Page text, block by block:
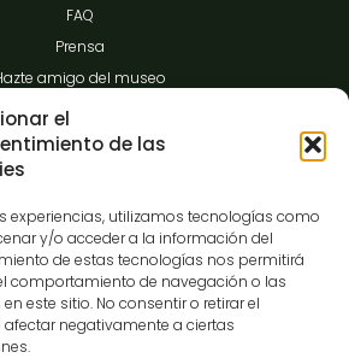
el
de las
experiencias, utilizamos tecnologías como
y/o acceder a la información del
de estas tecnologías nos permitirá
comportamiento de navegación o las
este sitio. No consentir o retirar el
negativamente a ciertas
FAQ
Prensa
amigo del museo
Transparencia
C/Gibraltar,14
37008-Salamanca